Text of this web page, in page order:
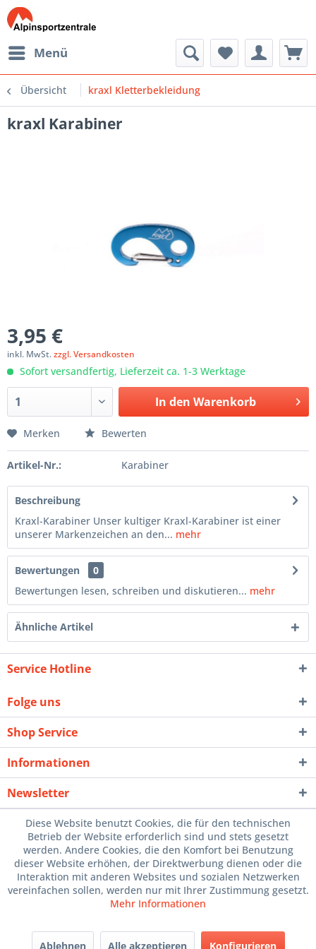
Menü
Übersicht kraxl Kletterbekleidung
kraxl Karabiner
3,95 €
inkl. MwSt.zzgl. Versandkosten
Sofort versandfertig, Lieferzeit ca. 1-3 Werktage
In den Warenkorb
Merken Bewerten
Artikel-Nr.: Karabiner
Beschreibung
Kraxl-Karabiner Unser kultiger Kraxl-Karabiner ist einer
unserer Markenzeichen an den... mehr
Bewertungen
0
Bewertungen lesen, schreiben und diskutieren... mehr
Ähnliche Artikel
Service Hotline
Folge uns
Shop Service
Informationen
Newsletter
Diese Website benutzt Cookies, die für den technischen
Betrieb der Website erforderlich sind und stets gesetzt
werden. Andere Cookies, die den Komfort bei Benutzung
dieser Website erhöhen, der Direktwerbung dienen oder die
Interaktion mit anderen Websites und sozialen Netzwerken
vereinfachen sollen, werden nur mit Ihrer Zustimmung gesetzt.
Mehr Informationen
Ablehnen Alle akzeptieren Konfigurieren